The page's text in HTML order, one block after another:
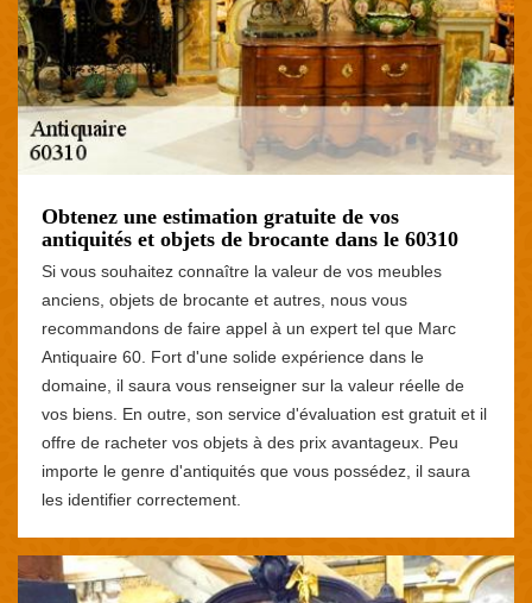
Obtenez une estimation gratuite de vos
antiquités et objets de brocante dans le 60310
Si vous souhaitez connaître la valeur de vos meubles
anciens, objets de brocante et autres, nous vous
recommandons de faire appel à un expert tel que Marc
Antiquaire 60. Fort d'une solide expérience dans le
domaine, il saura vous renseigner sur la valeur réelle de
vos biens. En outre, son service d'évaluation est gratuit et il
offre de racheter vos objets à des prix avantageux. Peu
importe le genre d'antiquités que vous possédez, il saura
les identifier correctement.